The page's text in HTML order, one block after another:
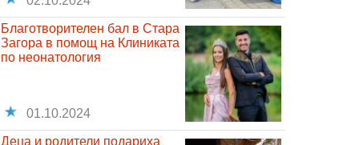
Благотворителен бал в Стара
Загора в помощ на Клиниката
по неонатология
01.10.2024
Деца и родители подариха